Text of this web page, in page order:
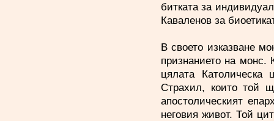
битката за
Каваленов за
В своето изказване
признанието на монс.
цялата Католическа
Страхил, които той
апостолическият
неговия живот. Той